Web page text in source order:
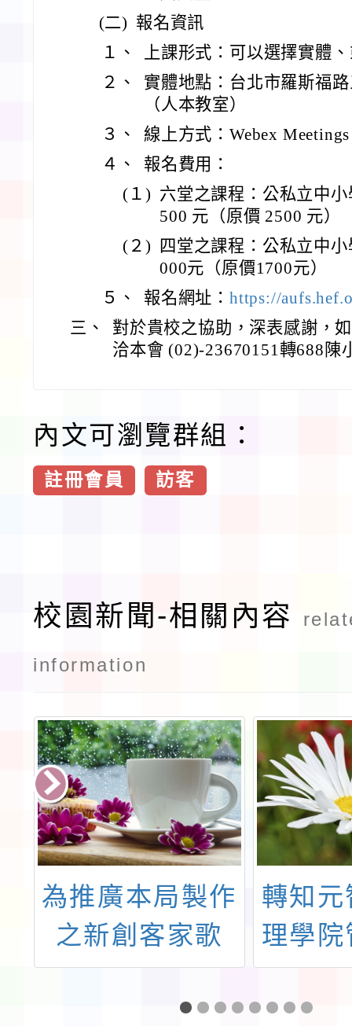
(二) 報名資訊
１、
上課形式：可以選擇實體
２、
實體地點：台北市羅斯福
（人本教室）
３、
線上方式：Webex Meetings
４、
報名費用：
(１) 六堂之課程：公私立中
500 元（原價 2500 元）
(２)
四堂之課程：公私立中
000元（原價1700元）
５、
報名網址： https://
三、
對於貴校之協助，深表感謝，
洽本會 (02)-23670151轉688陳
內文可瀏覽群組：
註冊會員 訪客
校園新聞-相關內容
information
為推廣本局製作
之新創客家歌
曲，請協助公告
轉知
理學
在